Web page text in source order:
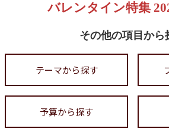
バレンタイン特集
その他の項目から
テーマから探す
予算から探す